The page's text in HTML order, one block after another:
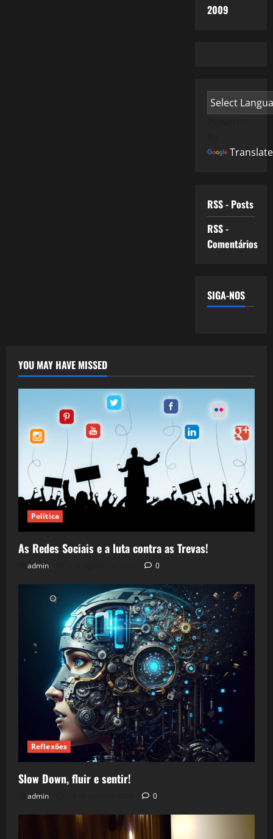
2009
Translate
RSS - Posts
RSS -
Comentários
SIGA-NOS
YOU MAY HAVE MISSED
Política
As Redes Sociais e a luta contra as Trevas!
admin 0
Reflexões
Slow Down, fluir e sentir!
admin 0